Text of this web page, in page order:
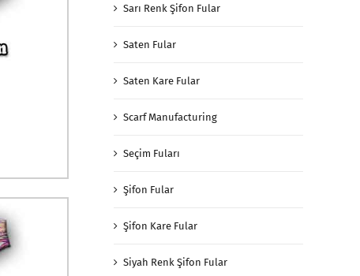
Sarı Renk Şifon Fular
Saten Fular
Saten Kare Fular
Scarf Manufacturing
Seçim Fuları
Şifon Fular
Şifon Kare Fular
Siyah Renk Şifon Fular